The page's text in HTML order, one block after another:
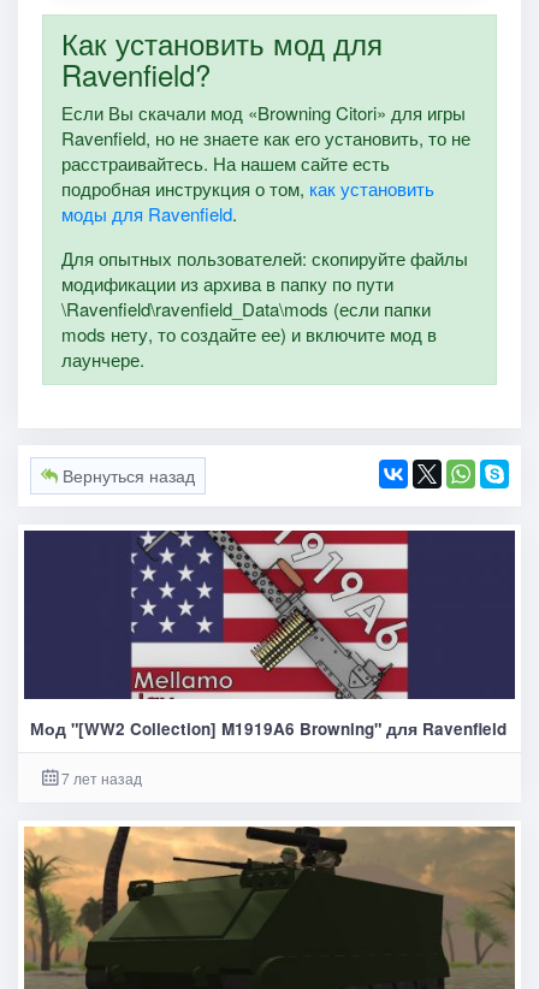
Как установить мод для
Ravenfield?
Если Вы скачали мод «Browning Citori» для игры
Ravenfield, но не знаете как его установить, то не
расстраивайтесь. На нашем сайте есть
подробная инструкция о том, как установить
моды для Ravenfield.
Для опытных пользователей: скопируйте файлы
модификации из архива в папку по пути
\Ravenfield\ravenfield_Data\mods (если папки
mods нету, то создайте ее) и включите мод в
лаунчере.
Вернуться назад
Мод "[WW2 Collection] M1919A6 Browning" для Ravenfield
7 лет назад